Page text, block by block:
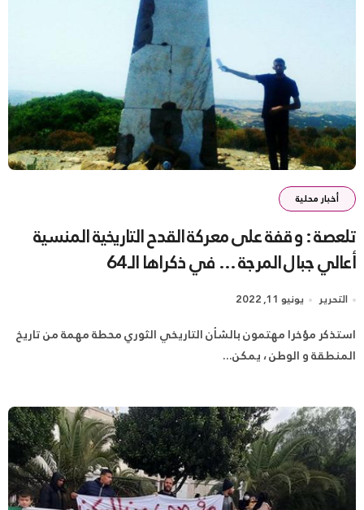
أخبار محلية
تلعصة : وقفة على معركة القدح التاريخية المنسية
أعالي جبال المرجة … في ذكراها الـ 64
التحرير يونيو 11, 2022
استذكر مؤخرا مهتمون بالشأن التاريخي الثوري محطة مهمة من تاريخ
المنطقة و الوطن ، يمكن...